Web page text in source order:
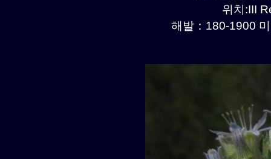
위치:III
해발：180-1900